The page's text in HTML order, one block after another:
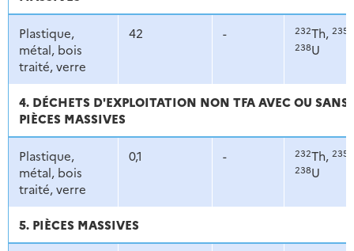
Plastique,
métal, bois
traité, verre
42 - 232Th, 235
238U
4. DÉCHETS D'EXPLOITATION NON TFA AVEC OU
PIÈCES MASSIVES
Plastique,
métal, bois
traité, verre
0,1 - 232Th, 235
238U
5. PIÈCES MASSIVES